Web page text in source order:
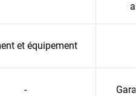
et équipement
-